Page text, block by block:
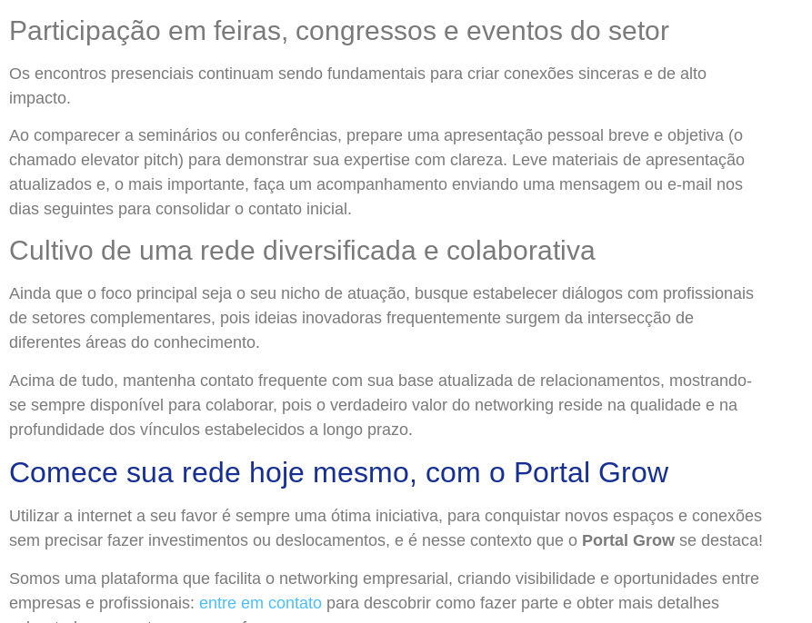
Participação em feiras, congressos e eventos do setor
Os encontros presenciais continuam sendo fundamentais para criar conexões sinceras e de alto
impacto.
Ao comparecer a seminários ou conferências, prepare uma apresentação pessoal breve e objetiva (o
chamado elevator pitch) para demonstrar sua expertise com clareza. Leve materiais de apresentação
atualizados e, o mais importante, faça um acompanhamento enviando uma mensagem ou e-mail nos
dias seguintes para consolidar o contato inicial.
Cultivo de uma rede diversificada e colaborativa
Ainda que o foco principal seja o seu nicho de atuação, busque estabelecer diálogos com profissionais
de setores complementares, pois ideias inovadoras frequentemente surgem da intersecção de
diferentes áreas do conhecimento.
Acima de tudo, mantenha contato frequente com sua base atualizada de relacionamentos, mostrando-
se sempre disponível para colaborar, pois o verdadeiro valor do networking reside na qualidade e na
profundidade dos vínculos estabelecidos a longo prazo.
Comece sua rede hoje mesmo, com o Portal Grow
Utilizar a internet a seu favor é sempre uma ótima iniciativa, para conquistar novos espaços e conexões
sem precisar fazer investimentos ou deslocamentos, e é nesse contexto que o Portal Grow se destaca!
Somos uma plataforma que facilita o networking empresarial, criando visibilidade e oportunidades entre
empresas e profissionais: entre em contato para descobrir como fazer parte e obter mais detalhes